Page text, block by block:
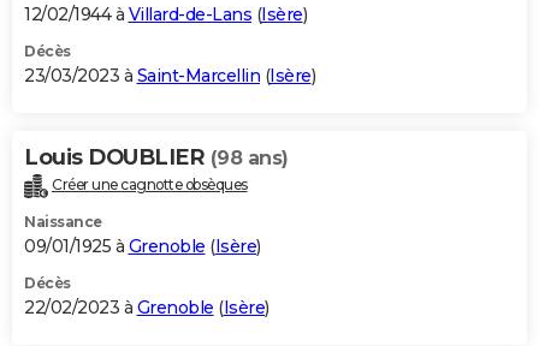
12/02/1944 à Villard-de-Lans (Isère)
Décès
23/03/2023 à Saint-Marcellin (Isère)
Louis DOUBLIER (98 ans)
Créer une cagnotte obsèques
Naissance
09/01/1925 à Grenoble (Isère)
Décès
22/02/2023 à Grenoble (Isère)